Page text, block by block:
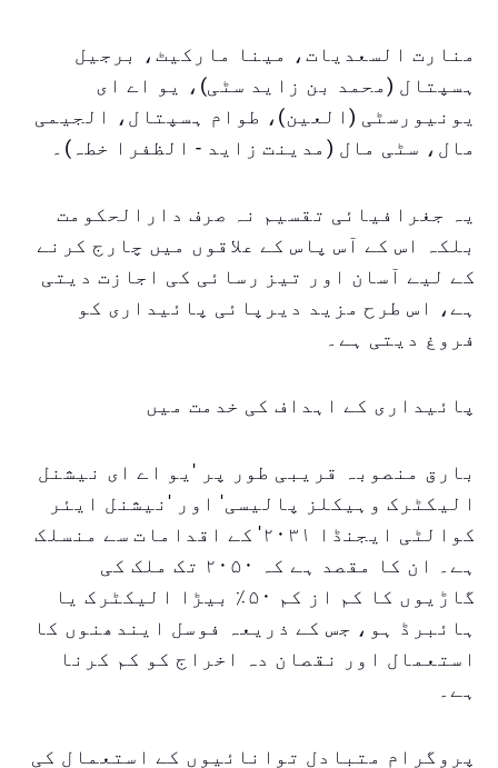
منارت السعدیات، مینا مارکیٹ، برجیل
ہسپتال (محمد بن زاید سٹی)، یو اے ای
یونیورسٹی (العین)، طوام ہسپتال، الجیمی
مال، سٹی مال (مدینت زاید - الظفرا خطہ)۔
یہ جغرافیائی تقسیم نہ صرف دارالحکومت
بلکہ اس کے آس پاس کے علاقوں میں چارج کرنے
کے لیے آسان اور تیز رسائی کی اجازت دیتی
ہے، اس طرح مزید دیرپائی پائیداری کو
فروغ دیتی ہے۔
پائیداری کے اہداف کی خدمت میں
بارق منصوبہ قریبی طور پر 'یو اے ای نیشنل
الیکٹرک وہیکلز پالیسی' اور 'نیشنل ایئر
کوالٹی ایجنڈا ۲۰۳۱' کے اقدامات سے منسلک
ہے۔ ان کا مقصد ہے کہ ۲۰۵۰ تک ملک کی
گاڑیوں کا کم از کم ۵۰٪ بیڑا الیکٹرک یا
ہائبرڈ ہو، جس کے ذریعہ فوسل ایندھنوں کا
استعمال اور نقصان دہ اخراج کو کم کرنا
ہے۔
پروگرام متبادل توانائیوں کے استعمال کی